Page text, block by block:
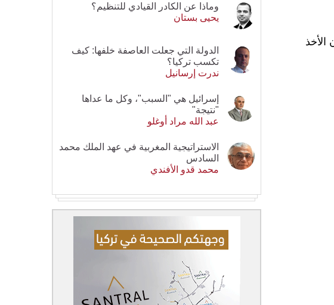
دون الأخذ
وماذا عن الكادر القيادي للتنظيم؟
يحيى بستان
الدولة التي جعلت العاصفة خلفها: كيف
تكسب تركيا؟
ندرت إرسانيل
إسرائيل هي "السبب"، وكل ما عداها
"نتيجة"
عبد الله مراد أوغلو
الاستراتيجية المغربية في عهد الملك محمد
السادس
محمد قدو الأفندي